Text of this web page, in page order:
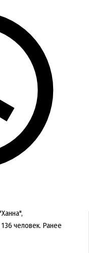
человек. Ранее